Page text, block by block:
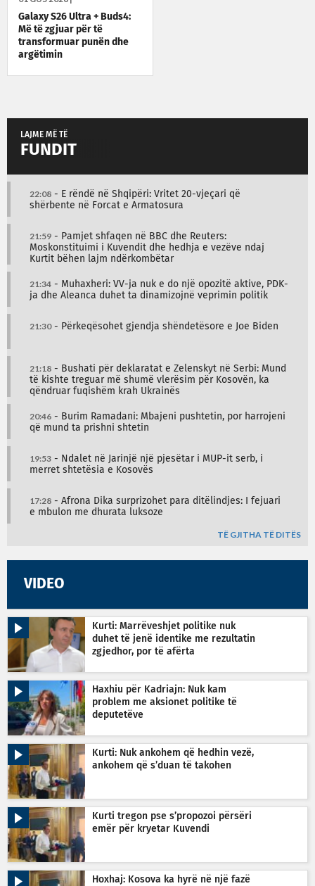
Galaxy S26 Ultra + Buds4:
Më të zgjuar për të
transformuar punën dhe
argëtimin
LAJME MË TË
FUNDIT
22:08 - E rëndë në Shqipëri: Vritet 20-vjeçari që
shërbente në Forcat e Armatosura
21:59 - Pamjet shfaqen në BBC dhe Reuters:
Moskonstituimi i Kuvendit dhe hedhja e vezëve ndaj
Kurtit bëhen lajm ndërkombëtar
21:34 - Muhaxheri: VV-ja nuk e do një opozitë aktive, PDK-
ja dhe Aleanca duhet ta dinamizojnë veprimin politik
21:30- Përkeqësohet gjendja shëndetësore e Joe Biden
21:18 - Bushati për deklaratat e Zelenskyt në Serbi: Mund
të kishte treguar më shumë vlerësim për Kosovën, ka
qëndruar fuqishëm krah Ukrainës
20:46 - Burim Ramadani: Mbajeni pushtetin, por harrojeni
që mund ta prishni shtetin
19:53 - Ndalet në Jarinjë një pjesëtar i MUP-it serb, i
merret shtetësia e Kosovës
17:28 - Afrona Dika surprizohet para ditëlindjes: I fejuari
e mbulon me dhurata luksoze
TË GJITHA TË DITËS
VIDEO
Kurti: Marrëveshjet politike nuk
duhet të jenë identike me rezultatin
zgjedhor, por të afërta
Haxhiu për Kadriajn: Nuk kam
problem me aksionet politike të
deputetëve
Kurti: Nuk ankohem që hedhin vezë,
ankohem që s’duan të takohen
Kurti tregon pse s’propozoi përsëri
emër për kryetar Kuvendi
Hoxhaj: Kosova ka hyrë në një fazë